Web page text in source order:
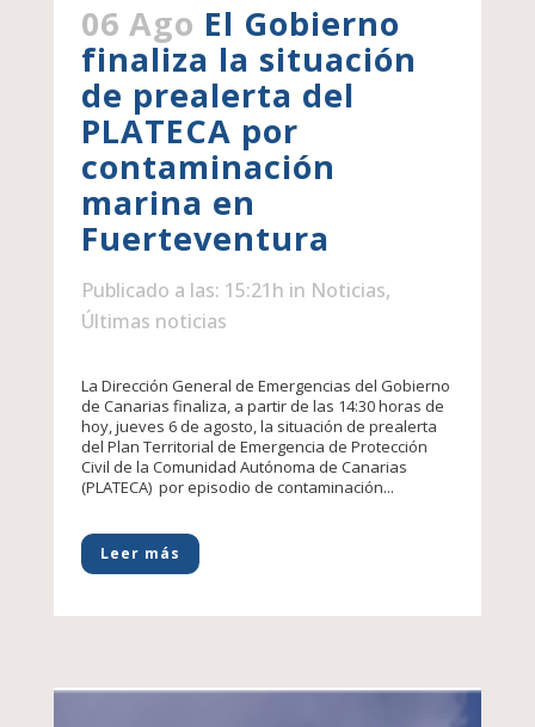
06 Ago El Gobierno
finaliza la situación
de prealerta del
PLATECA por
contaminación
marina en
Fuerteventura
Publicado a las: 15:21h in Noticias,
Últimas noticias
La Dirección General de Emergencias del Gobierno
de Canarias finaliza, a partir de las 14:30 horas de
hoy, jueves 6 de agosto, la situación de prealerta
del Plan Territorial de Emergencia de Protección
Civil de la Comunidad Autónoma de Canarias
(PLATECA) por episodio de contaminación...
Leer más